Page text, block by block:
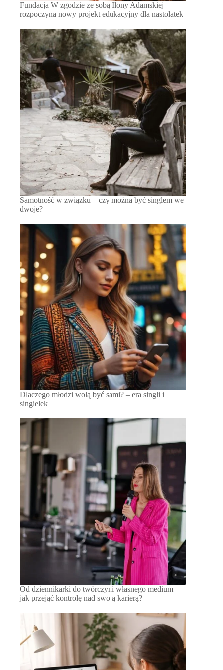
Fundacja W zgodzie ze sobą Ilony Adamskiej
rozpoczyna nowy projekt edukacyjny dla nastolatek
Samotność w związku – czy można być singlem we
dwoje?
Dlaczego młodzi wolą być sami? – era singli i
singielek
Od dziennikarki do twórczyni własnego medium –
jak przejąć kontrolę nad swoją karierą?